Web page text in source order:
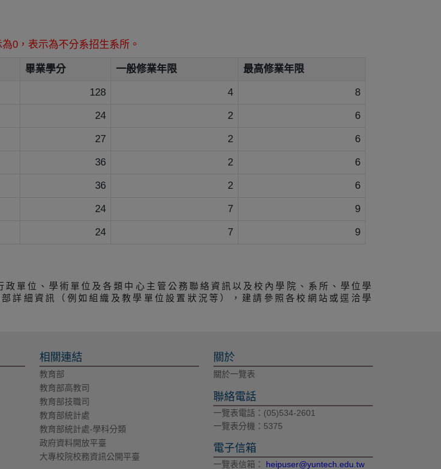
0，表示為不分系招生系所。
畢業學分 一般修業年限 最高修業年限
128 4 8
24 2 6
27 2 6
36 2 6
36 2 6
24 7 9
24 7 9
單位、學術單位及各類中心主管公務聯絡資訊以及校內學院、系所、學位學
詳細資訊（例如組織及教學單位設置狀況等），建請參照各校網站或逕洽學
相關連結
教育部
教育部高教司
教育部技職司
教育部統計處
教育部統計處-學科分類
政府資料開放平臺
大專校院校務資訊公開平臺
關於
關於一覽表
聯絡電話
一覽表電話：(05)534-2601
一覽表分機：5375
電子信箱
一覽表信箱： heipuser@yuntech.edu.tw